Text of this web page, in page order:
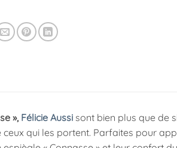
», Félicie Aussisont bien plus que de
qui les portent. Parfaites pour